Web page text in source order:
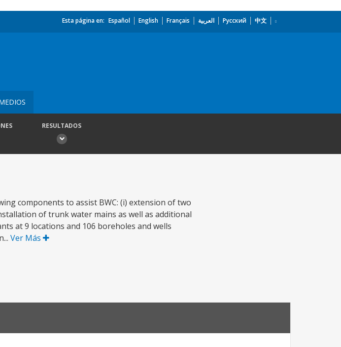
Esta página en: Español English Français العربية Русский 中文
RESULTADOS
components to assist BWC: (i) extension of two
of trunk water mains as well as additional
at 9 locations and 106 boreholes and wells
Ver Más